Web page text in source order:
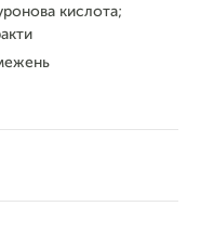
кислота;